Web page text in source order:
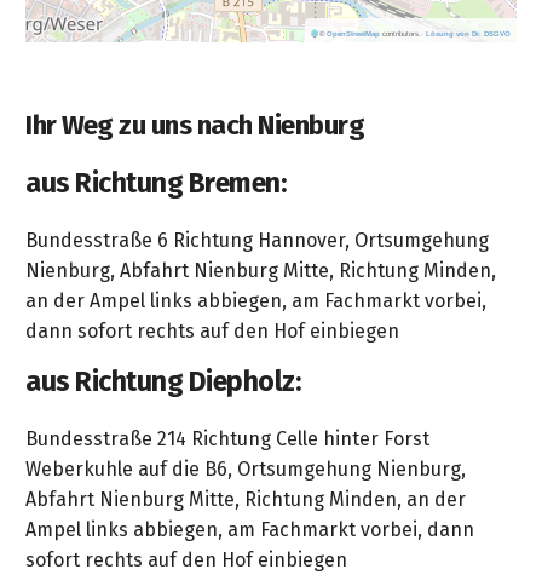
Geräte
HDS-
Heißwassererzeuger
Strahlpistole
Fassadenreinigung
Akku-
Akku-
Rasenmäher
Akku-
Heckenscheren
Akku-
Gras-
&
Strauchschere
Akku-
Astscheren
Akku-
Kettensägen
©OpenStreetMap contributors.·Lösung von Dr. DSGVO
Ihr Weg zu uns nach Nienburg
aus Richtung Bremen:
Bundesstraße 6 Richtung Hannover, Ortsumgehung
Nienburg, Abfahrt Nienburg Mitte, Richtung Minden,
an der Ampel links abbiegen, am Fachmarkt vorbei,
dann sofort rechts auf den Hof einbiegen
aus Richtung Diepholz:
Bundesstraße 214 Richtung Celle hinter Forst
Weberkuhle auf die B6, Ortsumgehung Nienburg,
Abfahrt Nienburg Mitte, Richtung Minden, an der
Ampel links abbiegen, am Fachmarkt vorbei, dann
sofort rechts auf den Hof einbiegen